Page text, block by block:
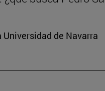
de Navarra